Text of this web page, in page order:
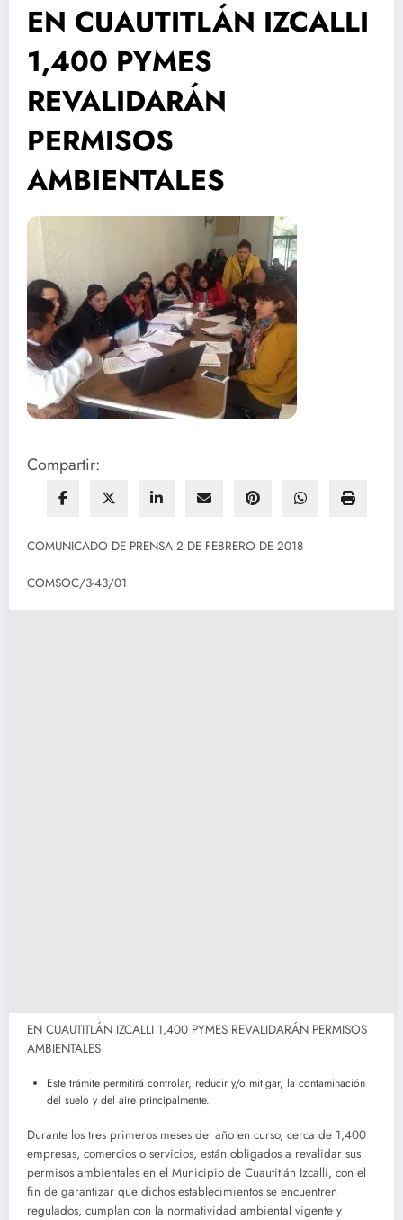
EN CUAUTITLÁN IZCALLI
1,400 PYMES
REVALIDARÁN
PERMISOS
AMBIENTALES
Compartir:
COMUNICADO DE PRENSA 2 DE FEBRERO DE 2018
COMSOC/3-43/01
EN CUAUTITLÁN IZCALLI 1,400 PYMES REVALIDARÁN PERMISOS
AMBIENTALES
Este trámite permitirá controlar, reducir y/o mitigar, la contaminación
del suelo y del aire principalmente.
Durante los tres primeros meses del año en curso, cerca de 1,400
empresas, comercios o servicios, están obligados a revalidar sus
permisos ambientales en el Municipio de Cuautitlán Izcalli, con el
fin de garantizar que dichos establecimientos se encuentren
regulados, cumplan con la normatividad ambiental vigente y